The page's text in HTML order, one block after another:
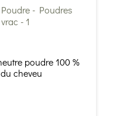
poudre 100 %
cheveu